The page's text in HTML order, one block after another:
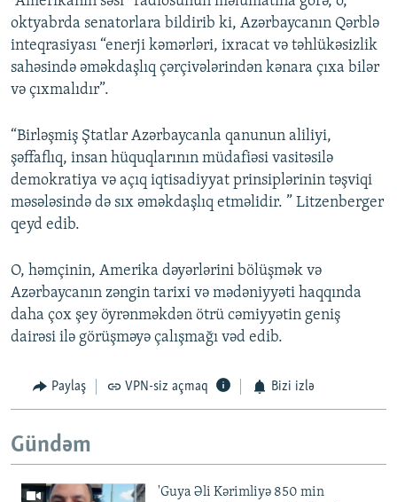
oktyabrda senatorlara bildirib ki, Azərbaycanın Qərblə
inteqrasiyası “enerji kəmərləri, ixracat və təhlükəsizlik
sahəsində əməkdaşlıq çərçivələrindən kənara çıxa bilər
və çıxmalıdır”.
“Birləşmiş Ştatlar Azərbaycanla qanunun aliliyi,
şəffaflıq, insan hüquqlarının müdafiəsi vasitəsilə
demokratiya və açıq iqtisadiyyat prinsiplərinin təşviqi
məsələsində də sıx əməkdaşlıq etməlidir. ” Litzenberger
qeyd edib.
O, həmçinin, Amerika dəyərlərini bölüşmək və
Azərbaycanın zəngin tarixi və mədəniyyəti haqqında
daha çox şey öyrənməkdən ötrü cəmiyyətin geniş
dairəsi ilə görüşməyə çalışmağı vəd edib.
Paylaş VPN-siz açmaq Bizi izlə
Gündəm
'Guya Əli Kərimliyə 850 min